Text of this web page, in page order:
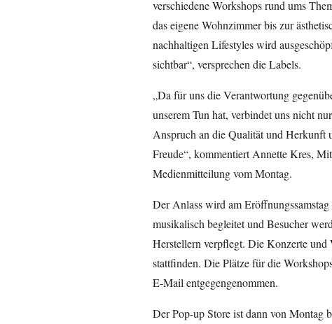
verschiedene Workshops rund ums
das eigene Wohnzimmer bis zur
nachhaltigen Lifestyles wird
sichtbar“, versprechen die Labels.
„Da für uns die Verantwortung
unserem Tun hat, verbindet uns nicht
Anspruch an die Qualität und Herkunft
Freude“, kommentiert Annette Kres,
Medienmitteilung vom Montag.
Der Anlass wird am
musikalisch begleitet und Besucher
Herstellern verpflegt. Die Konzerte und
stattfinden. Die Plätze für die
E-Mail entgegengenommen.
Der Pop-up Store ist dann von Montag